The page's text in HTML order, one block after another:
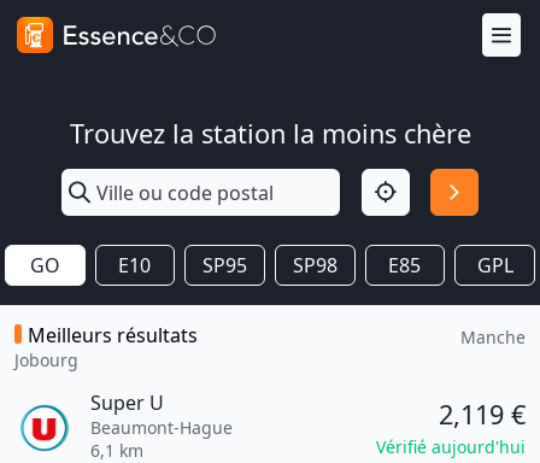
Trouvez la station la moins chère
GO E10 SP95 SP98 E85 GPL
Meilleurs résultats
Jobourg
Manche
Super U
Beaumont-Hague
6,1 km
2,119 €
Vérifié aujourd'hui